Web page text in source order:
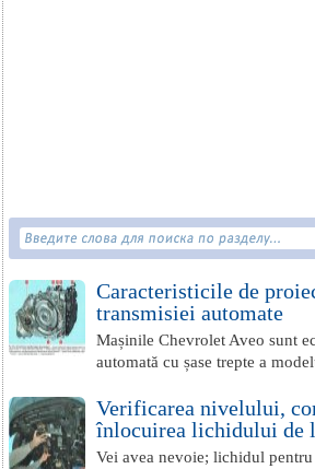
Caracteristicile de
transmisiei automate
Mașinile Chevrolet Aveo sunt
automată cu șase trepte a
Verificarea nivelului,
înlocuirea lichidului de
Vei avea nevoie; lichidul